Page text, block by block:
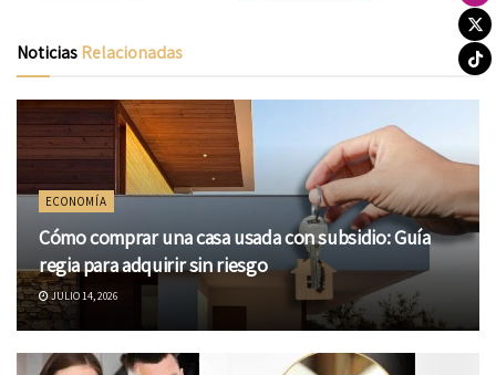
NoticiasRelacionadas
ECONOMÍA
Cómo comprar una casa usada con subsidio: Guía
regia para adquirir sin riesgo
JULIO 14, 2026